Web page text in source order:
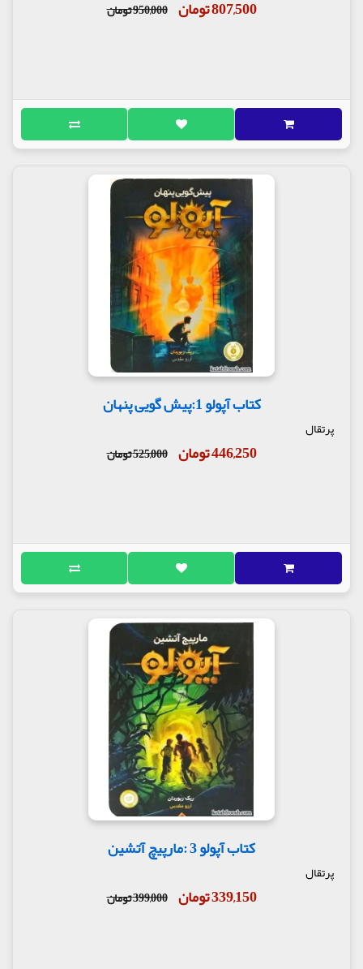
807,500 تومان 950,000 تومان
کتاب آپولو 1:پیش گویی پنهان
پرتقال
446,250 تومان 525,000 تومان
کتاب آپولو 3 :مارپیچ آتشین
پرتقال
339,150 تومان 399,000 تومان